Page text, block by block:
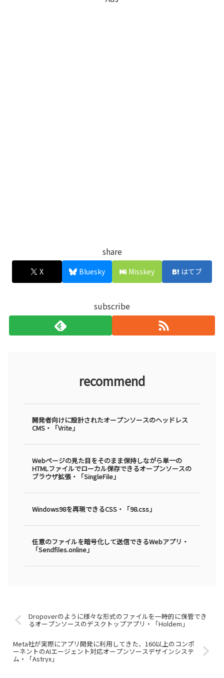
share
X Bluesky Misskey はてブ
subscribe
recommend
開発者向けに設計されたオープンソースのヘッドレス
CMS・「Vrite」
Webページの見た目をそのまま保持しながら単一の
HTMLファイルでローカル保存できるオープンソースの
ブラウザ拡張・「SingleFile」
Windows98を再現できるCSS・「98.css」
任意のファイルを暗号化して送信できるWebアプリ・
「Sendfiles.online」
Dropoverのように様々な形式のファイルを一時的に保管でき
るオープンソースのデスクトップアプリ・「Holdem」
Meta社が実際にアプリ開発に利用してきた、160以上のコンポ
ーネントのAIエージェント対応オープンソースデザインシステ
ム・「Astryx」